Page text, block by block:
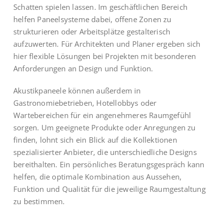
Schatten spielen lassen. Im geschäftlichen Bereich
helfen Paneelsysteme dabei, offene Zonen zu
strukturieren oder Arbeitsplätze gestalterisch
aufzuwerten. Für Architekten und Planer ergeben sich
hier flexible Lösungen bei Projekten mit besonderen
Anforderungen an Design und Funktion.
Akustikpaneele können außerdem in
Gastronomiebetrieben, Hotellobbys oder
Wartebereichen für ein angenehmeres Raumgefühl
sorgen. Um geeignete Produkte oder Anregungen zu
finden, lohnt sich ein Blick auf die Kollektionen
spezialisierter Anbieter, die unterschiedliche Designs
bereithalten. Ein persönliches Beratungsgespräch kann
helfen, die optimale Kombination aus Aussehen,
Funktion und Qualität für die jeweilige Raumgestaltung
zu bestimmen.